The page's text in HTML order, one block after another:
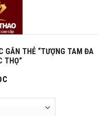
GẮN THẺ “TƯỢNG TAM ĐA
THỌ”